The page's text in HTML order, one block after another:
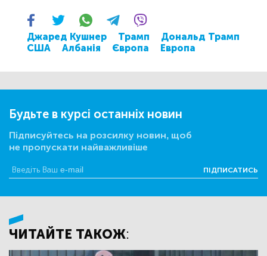
Джаред Кушнер Трамп
Дональд Трамп
США
Албанія Європа Европа
Будьте в курсі останніх новин
Підписуйтесь на розсилку новин, щоб
не пропускати найважливіше
ПІДПИСАТИСЬ
ЧИТАЙТЕ ТАКОЖ: